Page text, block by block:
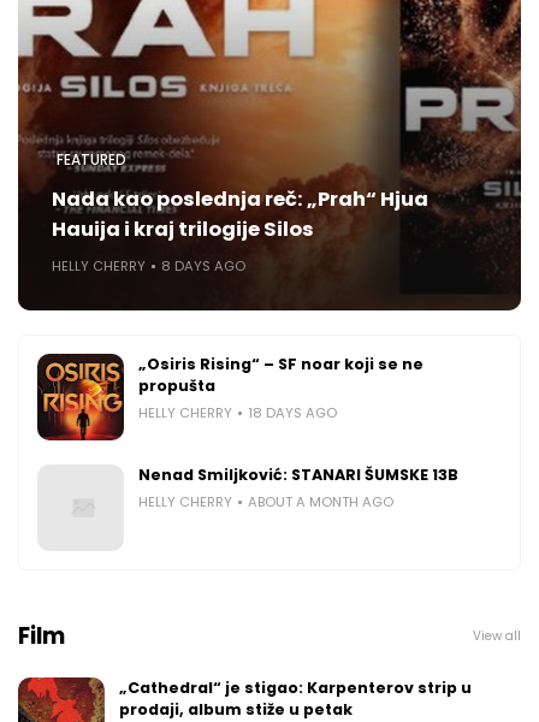
FEATURED
Nada kao poslednja reč: „Prah“ Hjua
Hauija i kraj trilogije Silos
HELLY CHERRY 8 DAYS AGO
„Osiris Rising“ – SF noar koji se ne
propušta
HELLY CHERRY 18 DAYS AGO
Nenad Smiljković: STANARI ŠUMSKE 13B
HELLY CHERRY ABOUT A MONTH AGO
Film View all
„Cathedral“ je stigao: Karpenterov strip u
prodaji, album stiže u petak